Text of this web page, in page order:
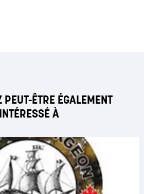
PEUT-ÊTRE ÉGALEMENT
INTÉRESSÉ À